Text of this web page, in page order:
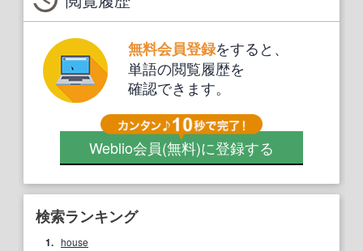
無料会員登録をすると、
単語の閲覧履歴を
確認できます。
Weblio会員(無料)に登録する
検索ランキング
1. house